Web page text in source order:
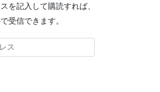
を記入して購読すれば、
受信できます。